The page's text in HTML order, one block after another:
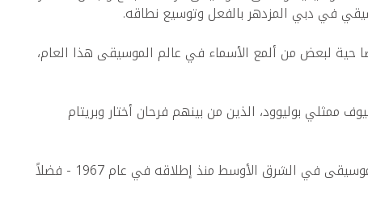
في دبي المزدهر بالفعل وتوسيع نطاقه.
لبعض من ألمع الأسماء في عالم الموسيقى هذا العام،
بوليوود، الذين من بينهم فرحان أختار وبريتام
ومن بين فعاليات الحدث مؤتمر ‏‏‎Marché International du Disque et de l'Edition Musicale‎ ‏(MIDEM)‏ - أكبر حدث في مجال الموسيقى في الشرق الأوسط منذ إطلاقه في عام 1967 - فضلاً